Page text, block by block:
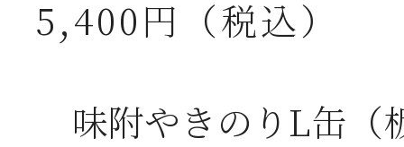
5,400円（税込）
味附やきのりL缶（